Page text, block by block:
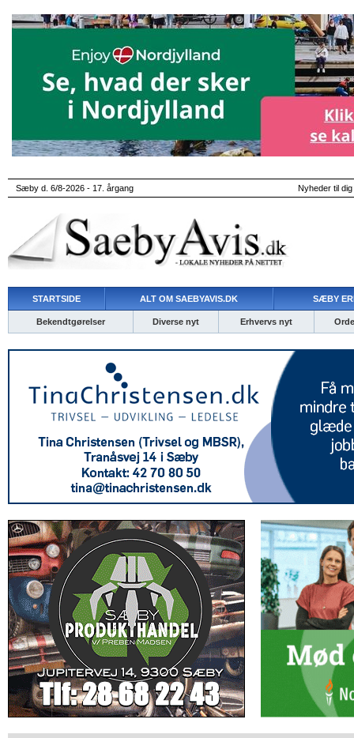
Sæby d. 6/8-2026 - 17. årgang Nyheder til
STARTSIDE ALT OM SAEBYAVIS.DK SÆBY
Bekendtgørelser Diverse nyt Erhvervs nyt